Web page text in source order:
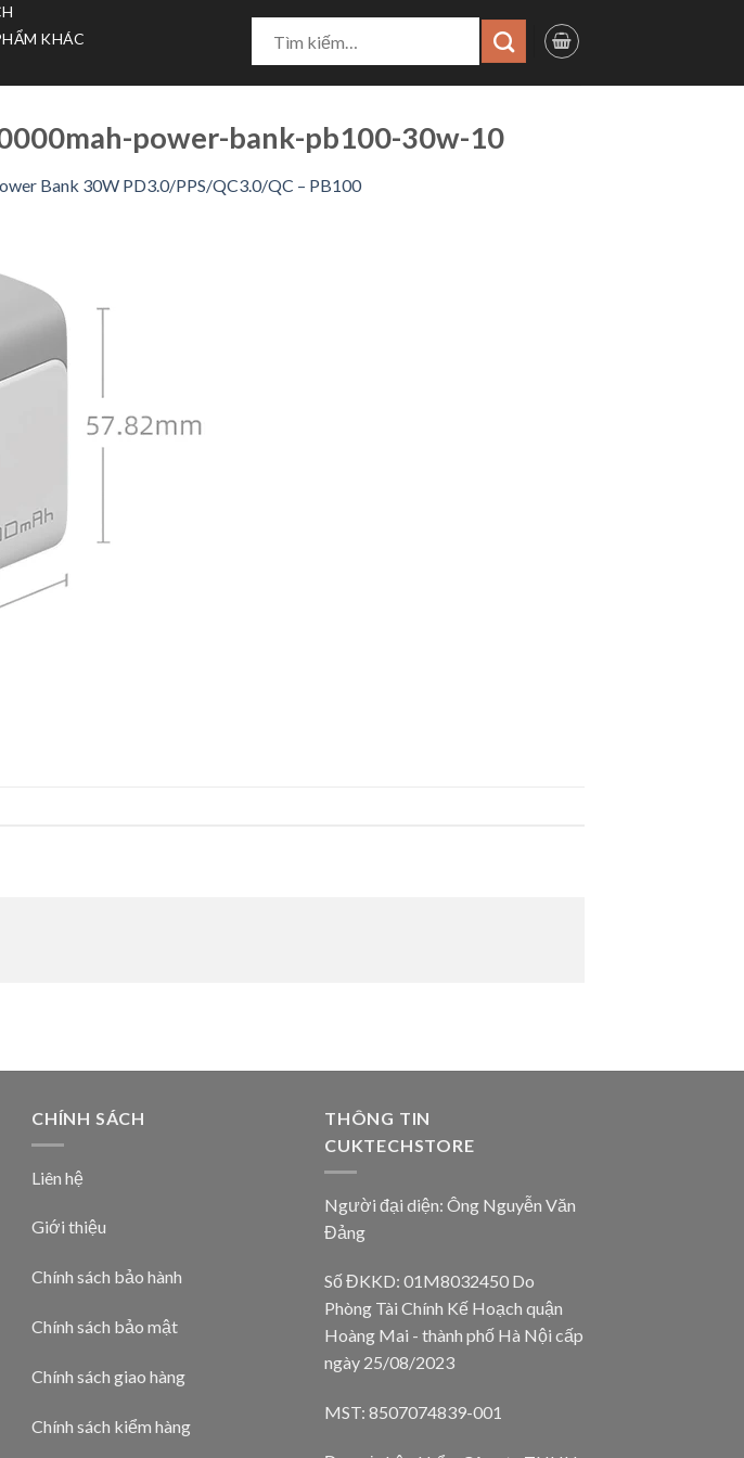
KHÁC
kiếm:
power-bank-pb100-30w-10
Bank 30W PD3.0/PPS/QC3.0/QC – PB100
CHÍNH SÁCH
Liên hệ
Giới thiệu
Chính sách bảo hành
Chính sách bảo mật
Chính sách giao hàng
Chính sách kiểm hàng
THÔNG TIN
CUKTECHSTORE
Người đại diện: Ông Nguyễn Văn
Đảng
Số ĐKKD: 01M8032450 Do
Phòng Tài Chính Kế Hoạch quận
Hoàng Mai - thành phố Hà Nội cấp
ngày 25/08/2023
MST: 8507074839-001